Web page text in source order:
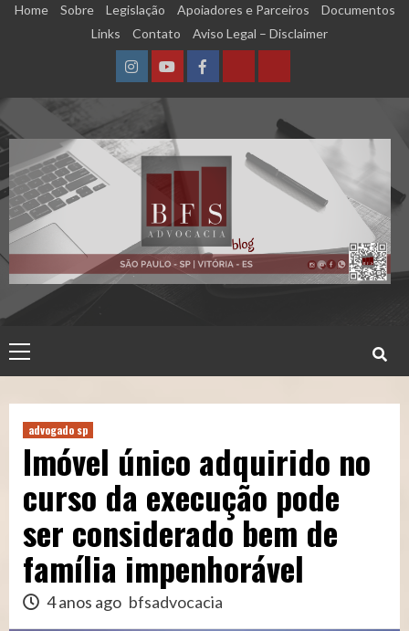
SkipHome Sobre Legislação Apoiadores e Parceiros
Documentos
Links
Contato Aviso Legal – Disclaimer
InstagramYouTubeFacebookCalculadora
Qualidade
de
Segurado
(INSS)
Calculadora
Tempo
de
Contribuição
Menu
advogado sp
Imóvel único adquirido no
curso da execução pode
ser considerado bem de
família impenhorável
4 anos ago bfsadvocacia